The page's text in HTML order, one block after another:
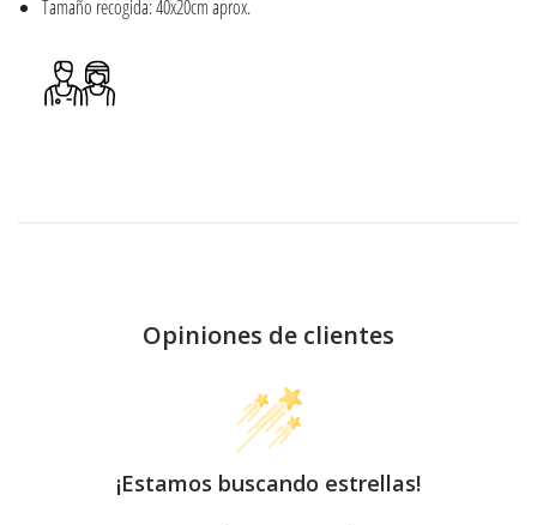
Tamaño recogida: 40x20cm aprox.
Opiniones de clientes
¡Estamos buscando estrellas!